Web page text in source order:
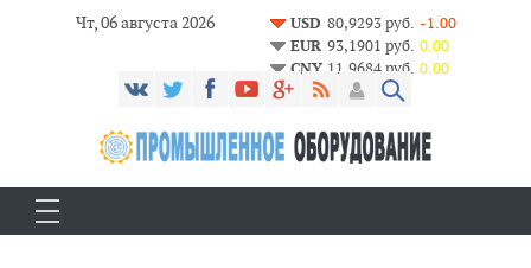
Чт, 06 августа 2026 USD 80,9293 руб. -1.00
EUR 93,1901 руб. 0.00
CNY 11,9684 руб. 0.00